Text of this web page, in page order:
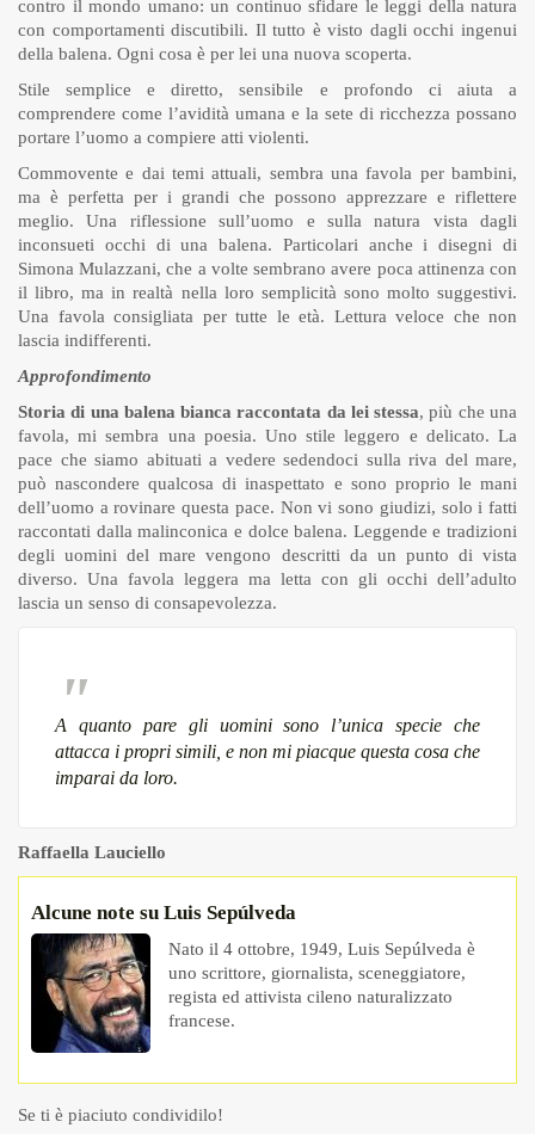
contro il mondo umano: un continuo sfidare le leggi della natura
con comportamenti discutibili. Il tutto è visto dagli occhi ingenui
della balena. Ogni cosa è per lei una nuova scoperta.
Stile semplice e diretto, sensibile e profondo ci aiuta a
comprendere come l’avidità umana e la sete di ricchezza possano
portare l’uomo a compiere atti violenti.
Commovente e dai temi attuali, sembra una favola per bambini,
ma è perfetta per i grandi che possono apprezzare e riflettere
meglio. Una riflessione sull’uomo e sulla natura vista dagli
inconsueti occhi di una balena. Particolari anche i disegni di
Simona Mulazzani, che a volte sembrano avere poca attinenza con
il libro, ma in realtà nella loro semplicità sono molto suggestivi.
Una favola consigliata per tutte le età. Lettura veloce che non
lascia indifferenti.
Approfondimento
Storia di una balena bianca raccontata da lei stessa, più che una
favola, mi sembra una poesia. Uno stile leggero e delicato. La
pace che siamo abituati a vedere sedendoci sulla riva del mare,
può nascondere qualcosa di inaspettato e sono proprio le mani
dell’uomo a rovinare questa pace. Non vi sono giudizi, solo i fatti
raccontati dalla malinconica e dolce balena. Leggende e tradizioni
degli uomini del mare vengono descritti da un punto di vista
diverso. Una favola leggera ma letta con gli occhi dell’adulto
lascia un senso di consapevolezza.
A quanto pare gli uomini sono l’unica specie che
attacca i propri simili, e non mi piacque questa cosa che
imparai da loro.
Raffaella Lauciello
Alcune note su Luis Sepúlveda
Nato il 4 ottobre, 1949, Luis Sepúlveda è
uno scrittore, giornalista, sceneggiatore,
regista ed attivista cileno naturalizzato
francese.
Se ti è piaciuto condividilo!